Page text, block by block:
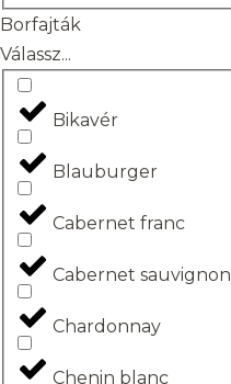
Borfajták
Válassz...
Bikavér
Blauburger
Cabernet franc
Cabernet sauvignon
Chardonnay
Chenin blanc